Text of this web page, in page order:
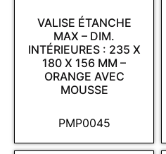
PMP0045
VALISE ÉTANCHE
MAX – DIM.
INTÉRIEURES : 235 X
180 X 156 MM –
ORANGE AVEC
MOUSSE